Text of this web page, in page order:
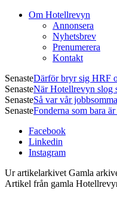
Om Hotellrevyn
Annonsera
Nyhetsbrev
Prenumerera
Kontakt
SenasteDärför bryr sig HRF
SenasteNär Hotellrevyn slog
SenasteSå var vår
SenasteFonderna som bara
Facebook
Linkedin
Instagram
Ur artikelarkivet Gamla
Artikel från gamla